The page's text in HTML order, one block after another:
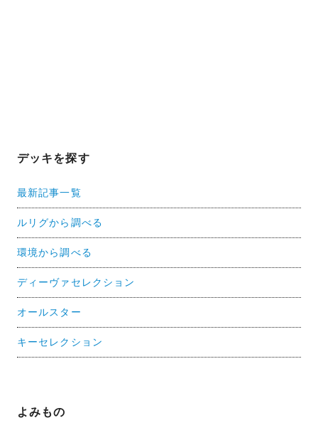
デッキを探す
最新記事一覧
ルリグから調べる
環境から調べる
ディーヴァセレクション
オールスター
キーセレクション
よみもの